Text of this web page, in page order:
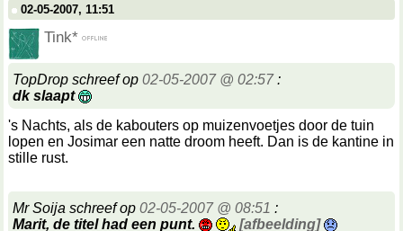
02-05-2007, 11:51
Tink*
TopDrop schreef op 02-05-2007 @ 02:57:
dk slaapt
's Nachts, als de kabouters op muizenvoetjes door de tuin
lopen en Josimar een natte droom heeft. Dan is de kantine in
stille rust.
Mr Soija schreef op 02-05-2007 @ 08:51 :
Marit, de titel had een punt.
[afbeelding]